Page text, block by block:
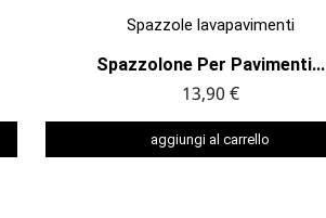
Spazzole lavapavimenti
Spazzolone Per Pavimenti...
13,90 €
aggiungi al carrello
ANTEPRIMA